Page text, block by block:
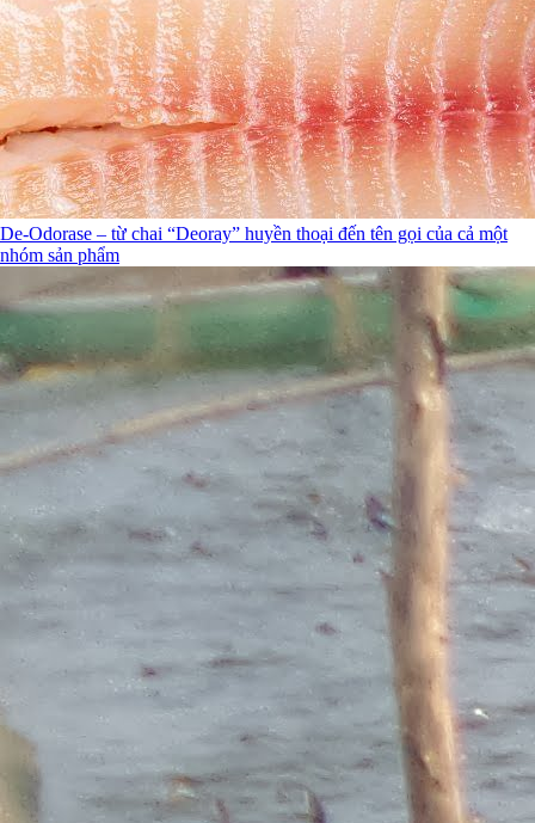
De-Odorase – từ chai “Deoray” huyền thoại đến tên gọi của cả một
nhóm sản phẩm